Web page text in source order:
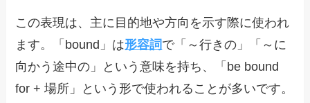
この表現は、主に目的地や方向を示す際に使われ
ます。「bound」は形容詞で「～行きの」「～に
向かう途中の」という意味を持ち、「be bound
for + 場所」という形で使われることが多いです。